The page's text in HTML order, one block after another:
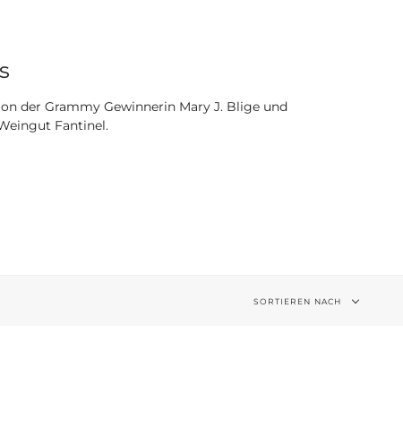
der Grammy Gewinnerin Mary J. Blige und
Fantinel.
Sortieren
SORTIEREN NACH